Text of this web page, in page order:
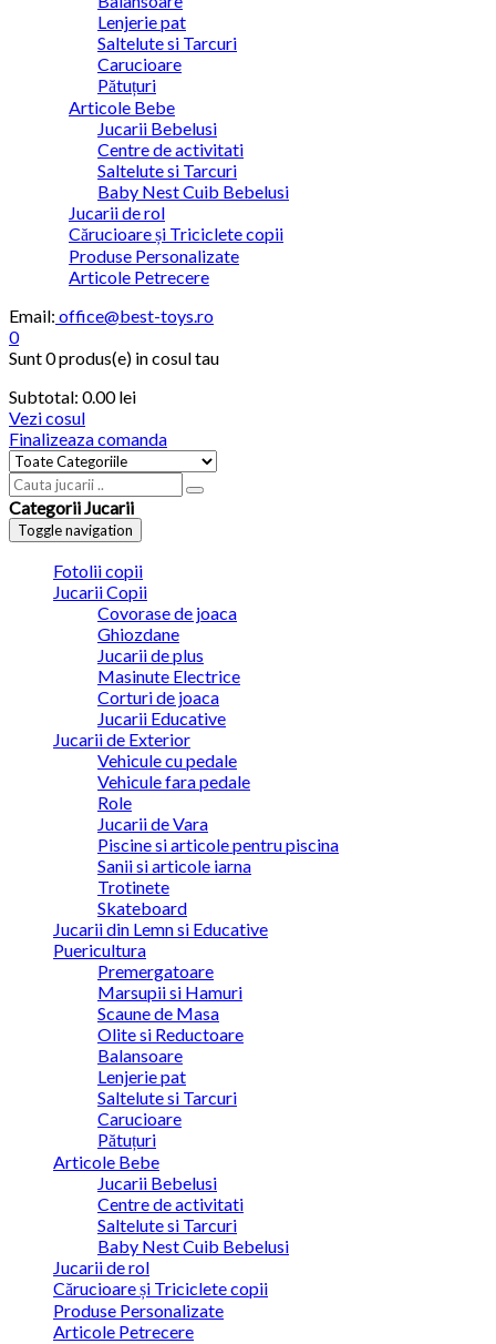
Lenjerie pat
Saltelute si Tarcuri
Carucioare
Pătuțuri
Articole Bebe
Jucarii Bebelusi
Centre de activitati
Saltelute si Tarcuri
Baby Nest Cuib Bebelusi
Jucarii de rol
Cărucioare și Triciclete copii
Produse Personalizate
Articole Petrecere
Email: office@best-toys.ro
0
Sunt0 produs(e) in cosul tau
Subtotal: 0.00lei
Vezi cosul
Finalizeaza comanda
Categorii Jucarii
Toggle navigation
Fotolii copii
Jucarii Copii
Covorase de joaca
Ghiozdane
Jucarii de plus
Masinute Electrice
Corturi de joaca
Jucarii Educative
Jucarii de Exterior
Vehicule cu pedale
Vehicule fara pedale
Role
Jucarii de Vara
Piscine si articole pentru piscina
Sanii si articole iarna
Trotinete
Skateboard
Jucarii din Lemn si Educative
Puericultura
Premergatoare
Marsupii si Hamuri
Scaune de Masa
Olite si Reductoare
Balansoare
Lenjerie pat
Saltelute si Tarcuri
Carucioare
Pătuțuri
Articole Bebe
Jucarii Bebelusi
Centre de activitati
Saltelute si Tarcuri
Baby Nest Cuib Bebelusi
Jucarii de rol
Cărucioare și Triciclete copii
Produse Personalizate
Articole Petrecere